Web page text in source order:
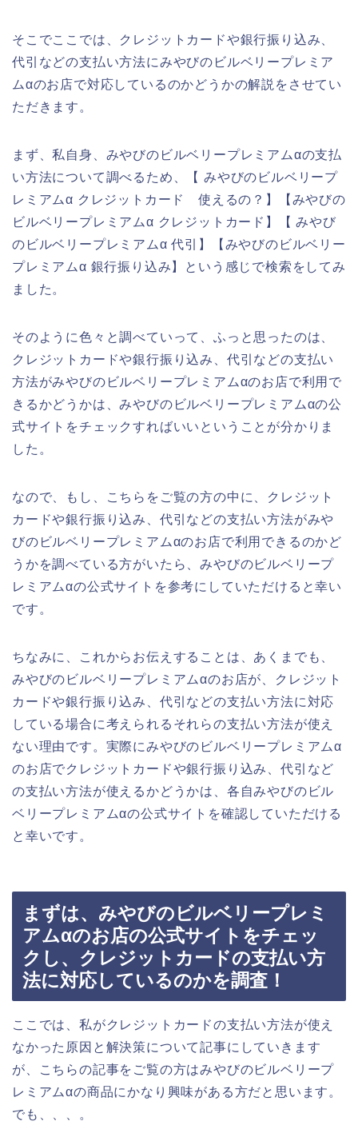
そこでここでは、クレジットカードや銀行振り込み、
代引などの支払い方法にみやびのビルベリープレミア
ムαのお店で対応しているのかどうかの解説をさせてい
ただきます。
まず、私自身、みやびのビルベリープレミアムαの支払
い方法について調べるため、【 みやびのビルベリープ
レミアムα クレジットカード 使えるの？】【みやびの
ビルベリープレミアムα クレジットカード】【 みやび
のビルベリープレミアムα 代引】【みやびのビルベリー
プレミアムα 銀行振り込み】という感じで検索をしてみ
ました。
そのように色々と調べていって、ふっと思ったのは、
クレジットカードや銀行振り込み、代引などの支払い
方法がみやびのビルベリープレミアムαのお店で利用で
きるかどうかは、みやびのビルベリープレミアムαの公
式サイトをチェックすればいいということが分かりま
した。
なので、もし、こちらをご覧の方の中に、クレジット
カードや銀行振り込み、代引などの支払い方法がみや
びのビルベリープレミアムαのお店で利用できるのかど
うかを調べている方がいたら、みやびのビルベリープ
レミアムαの公式サイトを参考にしていただけると幸い
です。
ちなみに、これからお伝えすることは、あくまでも、
みやびのビルベリープレミアムαのお店が、クレジット
カードや銀行振り込み、代引などの支払い方法に対応
している場合に考えられるそれらの支払い方法が使え
ない理由です。実際にみやびのビルベリープレミアムα
のお店でクレジットカードや銀行振り込み、代引など
の支払い方法が使えるかどうかは、各自みやびのビル
ベリープレミアムαの公式サイトを確認していただける
と幸いです。
まずは、みやびのビルベリープレミ
アムαのお店の公式サイトをチェッ
クし、クレジットカードの支払い方
法に対応しているのかを調査！
ここでは、私がクレジットカードの支払い方法が使え
なかった原因と解決策について記事にしていきます
が、こちらの記事をご覧の方はみやびのビルベリープ
レミアムαの商品にかなり興味がある方だと思います。
でも、、、。